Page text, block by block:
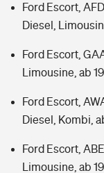
Ford Escort,
Diesel,
Ford Escort,
Limousine, ab
Ford Escort,
Diesel, Kombi,
Ford Escort,
Limousine, ab